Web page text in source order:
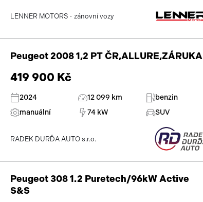
LENNER MOTORS - zánovní vozy
Peugeot 2008 1,2 PT ČR,ALLURE,ZÁRUKA
419 900 Kč
2024 12 099 km
benzin
manuální
74 kW SUV
RADEK DURĎA AUTO s.r.o.
Peugeot 308 1.2 Puretech/96kW Active
S&S